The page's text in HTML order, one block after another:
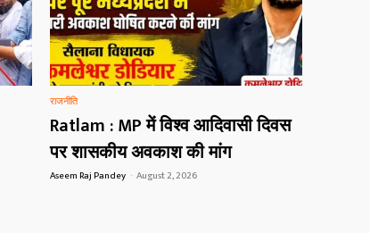
राजनीति
Ratlam : MP में विश्व आदिवासी दिवस
पर शासकीय अवकाश की मांग
Aseem Raj Pandey - August 2, 2026